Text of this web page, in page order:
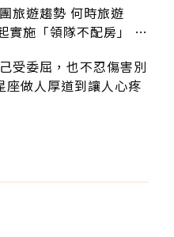
旅遊趨勢 何時旅遊
實施「領隊不配房」 落
受委屈，也不忍傷害別
座做人厚道到讓人心疼